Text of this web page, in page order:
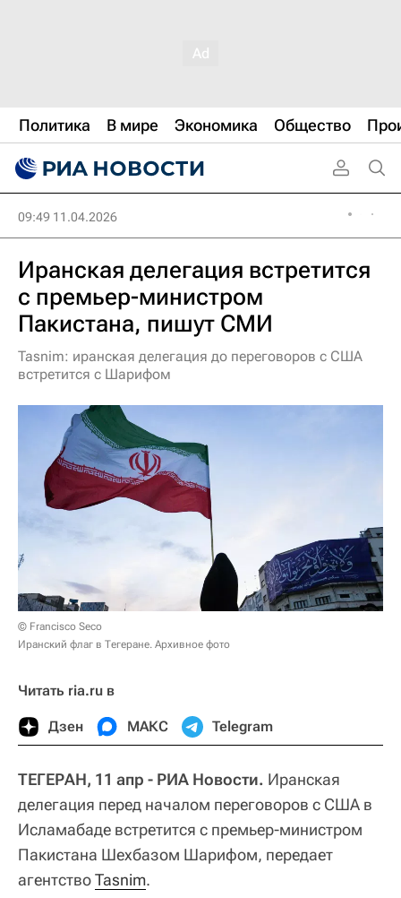
Политика В мире Экономика Общество
09:49 11.04.2026
Иранская делегация встретится
с премьер-министром
Пакистана, пишут СМИ
Tasnim: иранская делегация до переговоров с США
встретится с Шарифом
© Francisco Seco
Иранский флаг в Тегеране. Архивное фото
Читать ria.ru в
Дзен МАКС Telegram
ТЕГЕРАН, 11 апр - РИА Новости. Иранская
делегация перед началом переговоров с США в
Исламабаде встретится с премьер-министром
Пакистана Шехбазом Шарифом, передает
агентствоTasnim.